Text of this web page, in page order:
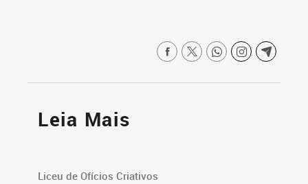
Leia Mais
Liceu de Ofícios Criativos